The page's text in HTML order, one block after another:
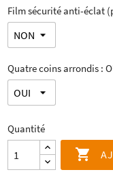
Film sécurité anti-éclat
Quatre coins arrondis :
Quantité
